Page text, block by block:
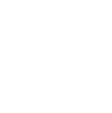
Arthroscopic Bankart